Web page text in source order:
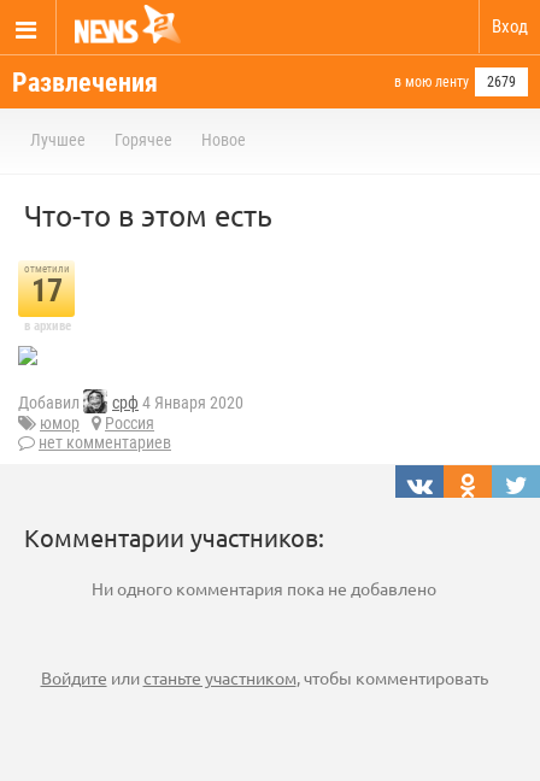
Вход
Развлечения в мою ленту 2679
Лучшее Горячее Новое
Что-то в этом есть
отметили
17
в архиве
Добавил срф 4 Января 2020
юмор
Россия
нет комментариев
Комментарии участников:
Ни одного комментария пока не добавлено
Войдите илистаньте участником, чтобы комментировать